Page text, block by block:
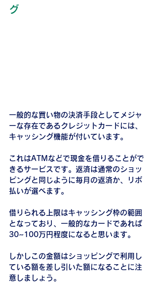
グ
一般的な買い物の決済手段としてメジャ
ーな存在であるクレジットカードには、
キャッシング機能が付いています。
これはATMなどで現金を借りることがで
きるサービスです。返済は通常のショッ
ピングと同じように毎月の返済か、リボ
払いが選べます。
借りられる上限はキャッシング枠の範囲
となっており、一般的なカードであれば
30~100万円程度になると思います。
しかしこの金額はショッピングで利用し
ている額を差し引いた額になることに注
意しましょう。